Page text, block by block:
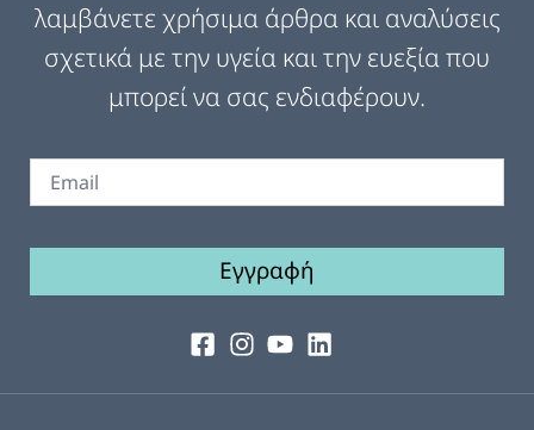
λαμβάνετε χρήσιμα άρθρα και αναλύσεις
σχετικά με την υγεία και την ευεξία που
μπορεί να σας ενδιαφέρουν.
Εγγραφή